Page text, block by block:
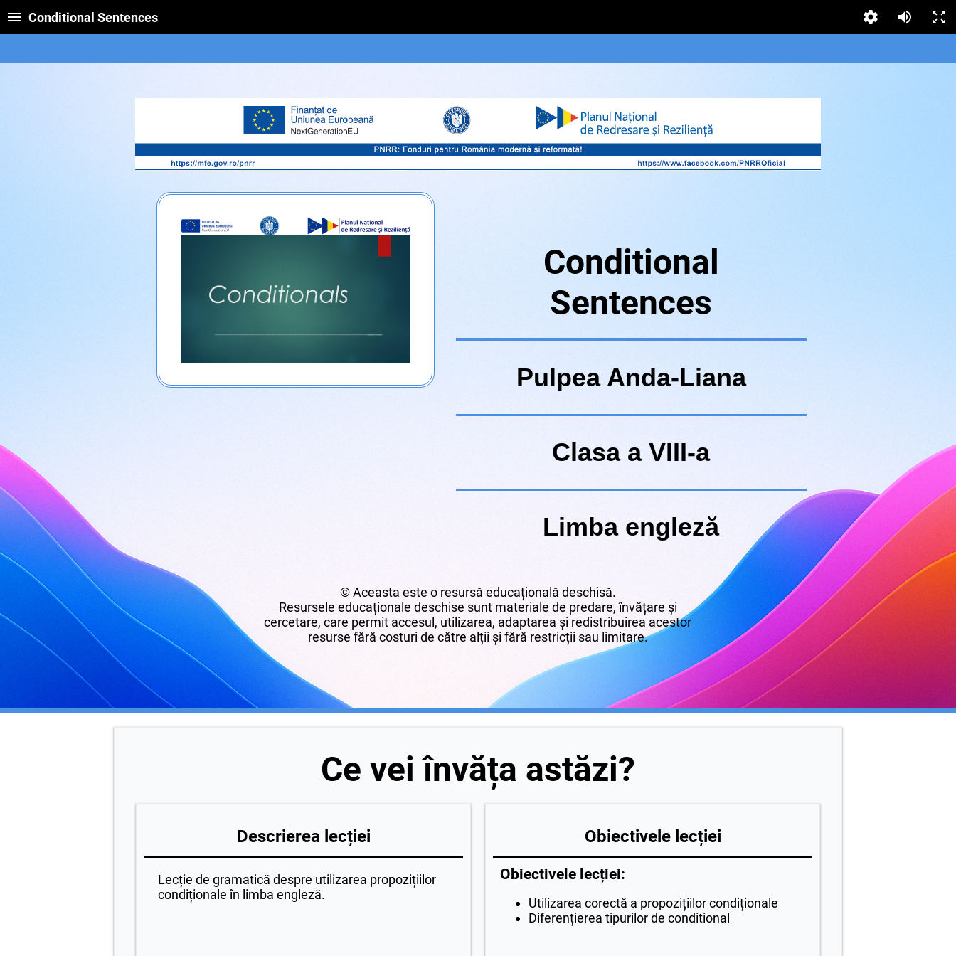
Conditional Sentences
Conditional
Sentences
Pulpea Anda-Liana
Clasa a VIII-a
Limba engleză
© Aceasta este o resursă educațională deschisă.
Resursele educaționale deschise sunt materiale de predare, învățare și
cercetare, care permit accesul, utilizarea, adaptarea și redistribuirea acestor
resurse fără costuri de către alții și fără restricții sau limitare.
Ce vei învăța astăzi?
Descrierea lecției
Lecție de gramatică despre utilizarea propozițiilor
condiționale în limba engleză.
Obiectivele lecției
Obiectivele lecției:
Utilizarea corectă a propozițiilor condiționale
Diferențierea tipurilor de conditional